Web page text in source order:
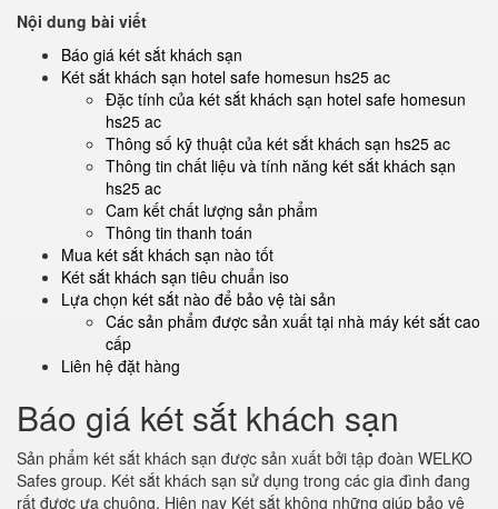
Nội dung bài viết
Báo giá két sắt khách sạn
Két sắt khách sạn hotel safe homesun hs25 ac
Đặc tính của két sắt khách sạn hotel safe homesun
hs25 ac
Thông số kỹ thuật của két sắt khách sạn hs25 ac
Thông tin chất liệu và tính năng két sắt khách sạn
hs25 ac
Cam kết chất lượng sản phẩm
Thông tin thanh toán
Mua két sắt khách sạn nào tốt
Két sắt khách sạn tiêu chuẩn iso
Lựa chọn két sắt nào để bảo vệ tài sản
Các sản phẩm được sản xuất tại nhà máy két sắt cao
cấp
Liên hệ đặt hàng
Báo giá két sắt khách sạn
Sản phẩm két sắt khách sạn được sản xuất bởi tập đoàn WELKO
Safes group. Két sắt khách sạn sử dụng trong các gia đình đang
rất được ưa chuộng. Hiện nay Két sắt không những giúp bảo vệ